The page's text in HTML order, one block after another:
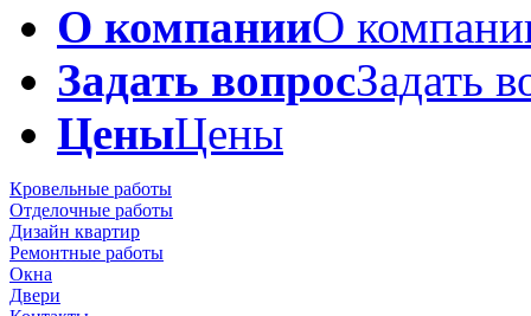
О компанииО
Задать вопросЗадать
ЦеныЦены
Кровельные работы
Отделочные работы
Дизайн квартир
Ремонтные работы
Окна
Двери